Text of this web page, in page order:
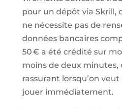
pour un dépôt via Skrill,
ne nécessite pas de
données bancaires
50 € a été crédité sur
moins de deux minutes,
rassurant lorsqu’on
jouer immédiatement.